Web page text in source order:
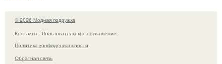
© 2026 Модная подружка
Контакты
Пользовательское соглашение
Политика конфидециальности
Обратная связь